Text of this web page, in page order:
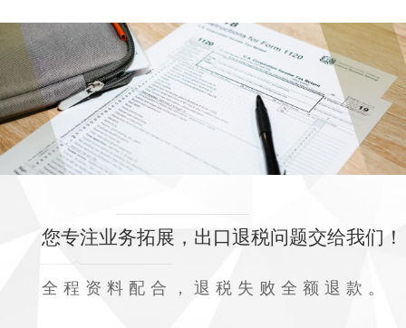
您专注业务拓展，出口退税问题交给我们！
全程资料配合，退税失败全额退款。